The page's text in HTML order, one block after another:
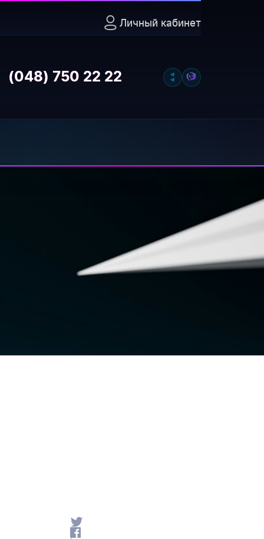
Личный кабинет
(048) 750 22 22
а также